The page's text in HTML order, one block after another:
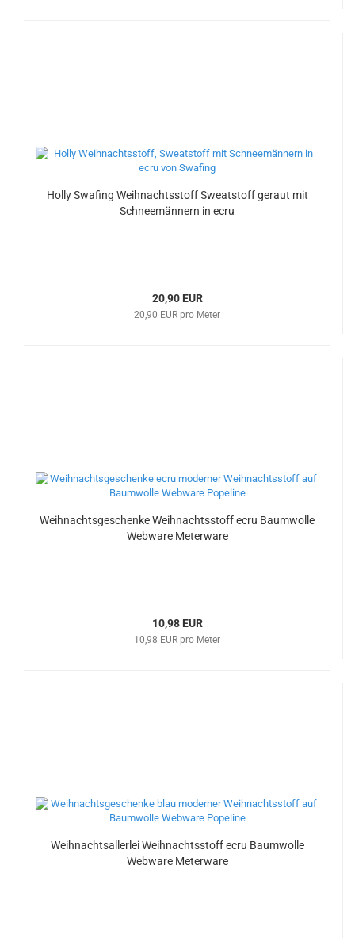
Holly Swafing Weihnachtsstoff Sweatstoff geraut mit
Schneemännern in ecru
20,90 EUR
20,90 EUR pro Meter
Weihnachtsgeschenke Weihnachtsstoff ecru Baumwolle
Webware Meterware
10,98 EUR
10,98 EUR pro Meter
Weihnachtsallerlei Weihnachtsstoff ecru Baumwolle
Webware Meterware